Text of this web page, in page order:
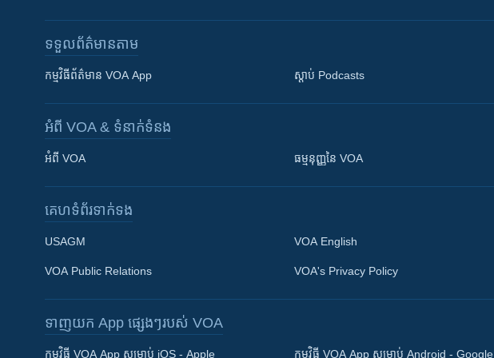
Khmer English
ទទួល​ព័ត៌មាន​តាម
កម្មវិធី​ព័ត៌មាន VOA App ស្តាប់ Podcasts
អំពី​ VOA & ទំនាក់ទំនង
អំពី​ VOA ធម្មនុញ្ញ​នៃ VOA
គេហទំព័រ​​ទាក់ទង
USAGM
VOA Public Relations
VOA English
VOA's Privacy Policy
ទាញយក​ App ផ្សេងៗ​របស់​ VOA
កម្មវិធី​ VOA App សម្រាប់ iOS - Apple កម្មវិធី​ VOA App សម្រាប់ Android - Google